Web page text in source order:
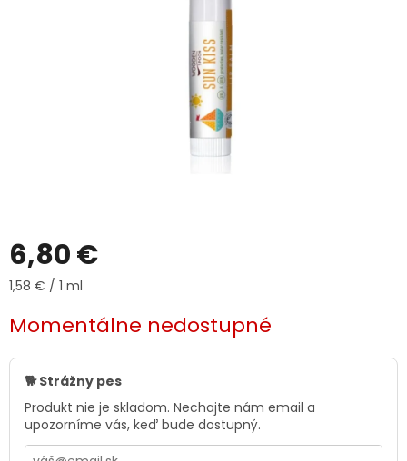
6,80 €
Jednotková
1,58 € / 1 ml
Momentálne nedostupné
🐕 Strážny pes
Produkt nie je skladom. Nechajte nám email a
upozorníme vás, keď bude dostupný.